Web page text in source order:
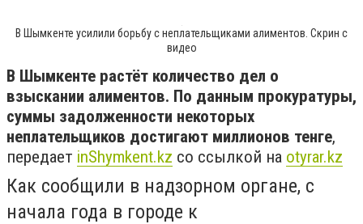
В Шымкенте усилили борьбу с неплательщиками алиментов. Скрин с
видео
В Шымкенте растёт количество дел о
взыскании алиментов. По данным прокуратуры,
суммы задолженности некоторых
неплательщиков достигают миллионов тенге,
передает inShymkent.kz со ссылкой на otyrar.kz
Как сообщили в надзорном органе, с
начала года в городе к